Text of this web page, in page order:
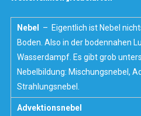
Nebel
– Eigentlich ist Nebel
Boden. Also in der bodennahen
Wasserdampf. Es gibt grob
Nebelbildung: Mischungsnebel,
Strahlungsnebel.
Advektionsnebel